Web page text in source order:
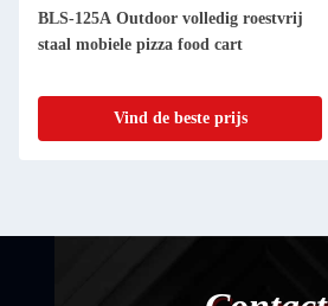
BLS-125A Outdoor volledig roestvrij
staal mobiele pizza food cart
Vind de beste prijs